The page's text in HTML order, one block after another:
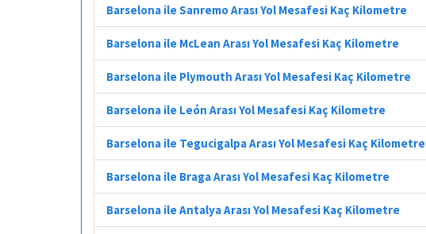
Barselona ile Sanremo Arası Yol Mesafesi Kaç Kilometre
Barselona ile McLean Arası Yol Mesafesi Kaç Kilometre
Barselona ile Plymouth Arası Yol Mesafesi Kaç Kilometre
Barselona ile León Arası Yol Mesafesi Kaç Kilometre
Barselona ile Tegucigalpa Arası Yol Mesafesi Kaç Kilometre
Barselona ile Braga Arası Yol Mesafesi Kaç Kilometre
Barselona ile Antalya Arası Yol Mesafesi Kaç Kilometre